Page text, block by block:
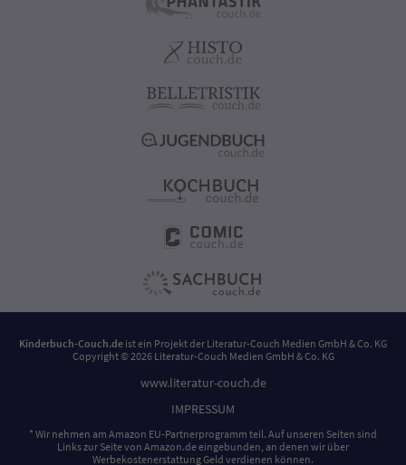
Kinderbuch-Couch.de ist ein Projekt der Literatur-Couch Medien GmbH & Co. KG
Copyright © 2026 Literatur-Couch Medien GmbH & Co. KG
www.literatur-couch.de
IMPRESSUM
* Wir nehmen am Amazon EU-Partnerprogramm teil. Auf unseren Seiten sind
Links zur Seite von Amazon.de eingebunden, an denen wir über
Werbekostenerstattung Geld verdienen können.